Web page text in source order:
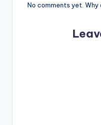
No comments yet.